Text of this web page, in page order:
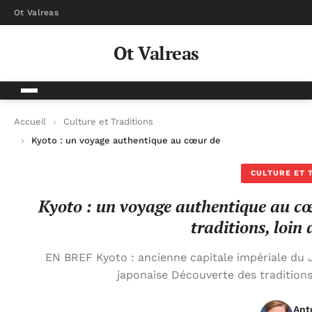
Ot Valreas
Ot Valreas
Accueil
Culture et Traditions
Kyoto : un voyage authentique au cœur de la nature, de la
CULTURE ET
Kyoto : un voyage authentique au
traditions, loin
EN BREF Kyoto : ancienne capitale impériale
japonaise Découverte des